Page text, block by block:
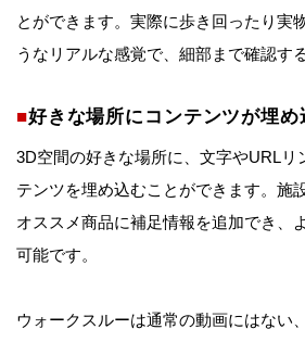
とができます。実際に歩き回ったり実
うなリアルな感覚で、細部まで確認す
■好きな場所にコンテンツが埋め
3D空間の好きな場所に、文字やURLリ
テンツを埋め込むことができます。施
オススメ商品に補足情報を追加でき、
可能です。
ウォークスルーは通常の動画にはない